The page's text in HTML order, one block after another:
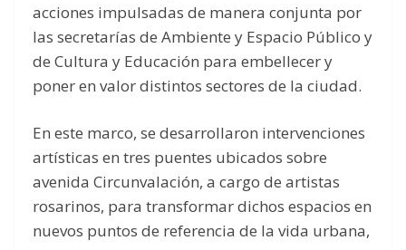
acciones impulsadas de manera conjunta por
las secretarías de Ambiente y Espacio Público y
de Cultura y Educación para embellecer y
poner en valor distintos sectores de la ciudad.
En este marco, se desarrollaron intervenciones
artísticas en tres puentes ubicados sobre
avenida Circunvalación, a cargo de artistas
rosarinos, para transformar dichos espacios en
nuevos puntos de referencia de la vida urbana,